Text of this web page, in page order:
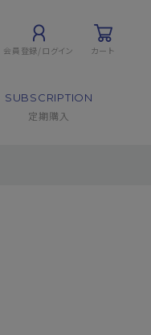
会員登録/ログイン カート
SUBSCRIPTION
定期購入